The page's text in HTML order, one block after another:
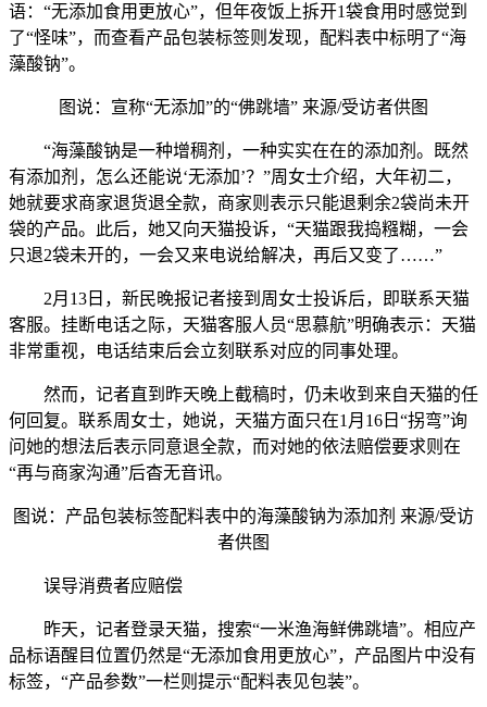
语：“无添加食用更放心”，但年夜饭上拆开1袋食用时感觉到
了“怪味”，而查看产品包装标签则发现，配料表中标明了“海
藻酸钠”。
图说：宣称“无添加”的“佛跳墙” 来源/受访者供图
“海藻酸钠是一种增稠剂，一种实实在在的添加剂。既然
有添加剂，怎么还能说‘无添加’？”周女士介绍，大年初二，
她就要求商家退货退全款，商家则表示只能退剩余2袋尚未开
袋的产品。此后，她又向天猫投诉，“天猫跟我捣糨糊，一会
只退2袋未开的，一会又来电说给解决，再后又变了……”
2月13日，新民晚报记者接到周女士投诉后，即联系天猫
客服。挂断电话之际，天猫客服人员“思慕航”明确表示：天猫
非常重视，电话结束后会立刻联系对应的同事处理。
然而，记者直到昨天晚上截稿时，仍未收到来自天猫的任
何回复。联系周女士，她说，天猫方面只在1月16日“拐弯”询
问她的想法后表示同意退全款，而对她的依法赔偿要求则在
“再与商家沟通”后杳无音讯。
图说：产品包装标签配料表中的海藻酸钠为添加剂 来源/受访
者供图
误导消费者应赔偿
昨天，记者登录天猫，搜索“一米渔海鲜佛跳墙”。相应产
品标语醒目位置仍然是“无添加食用更放心”，产品图片中没有
标签，“产品参数”一栏则提示“配料表见包装”。